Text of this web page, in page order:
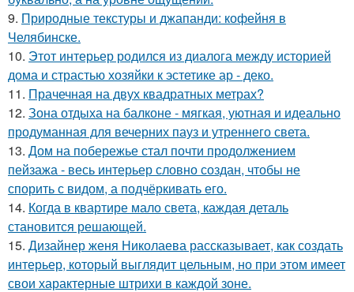
9. Природные текстуры и джапанди: кофейня в
Челябинске.
10. Этот интерьер родился из диалога между историей
дома и страстью хозяйки к эстетике ар - деко.
11. Прачечная на двух квадратных метрах?
12. Зона отдыха на балконе - мягкая, уютная и идеально
продуманная для вечерних пауз и утреннего света.
13. Дом на побережье стал почти продолжением
пейзажа - весь интерьер словно создан, чтобы не
спорить с видом, а подчёркивать его.
14. Когда в квартире мало света, каждая деталь
становится решающей.
15. Дизайнер женя Николаева рассказывает, как создать
интерьер, который выглядит цельным, но при этом имеет
свои характерные штрихи в каждой зоне.